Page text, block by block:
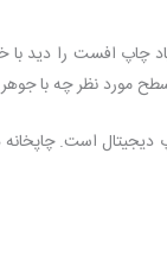
چاپ افست را دید
مورد نظر چه با
است.